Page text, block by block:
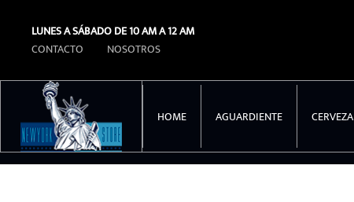
Ir al contenido principal
LUNES A SÁBADO DE 10 AM A 12 AM
CONTACTO
NOSOTROS
HOME AGUARDIENTE CERVEZA